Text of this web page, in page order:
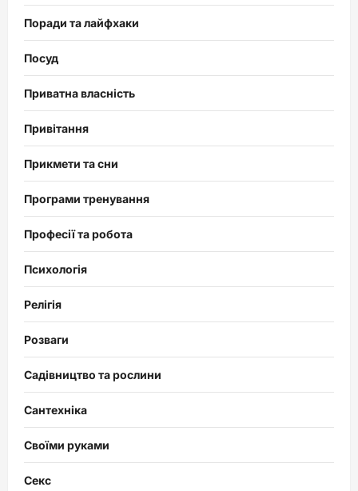
Поради та лайфхаки
Посуд
Приватна власність
Привітання
Прикмети та сни
Програми тренування
Професії та робота
Психологія
Релігія
Розваги
Садівництво та рослини
Сантехніка
Своїми руками
Секс